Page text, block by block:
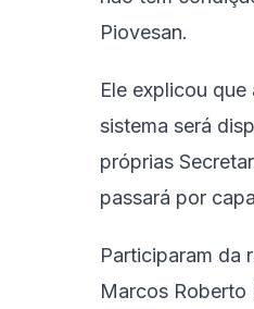
Piovesan.
Ele explicou
sistema será
próprias
passará por
Participaram da
Marcos Roberto